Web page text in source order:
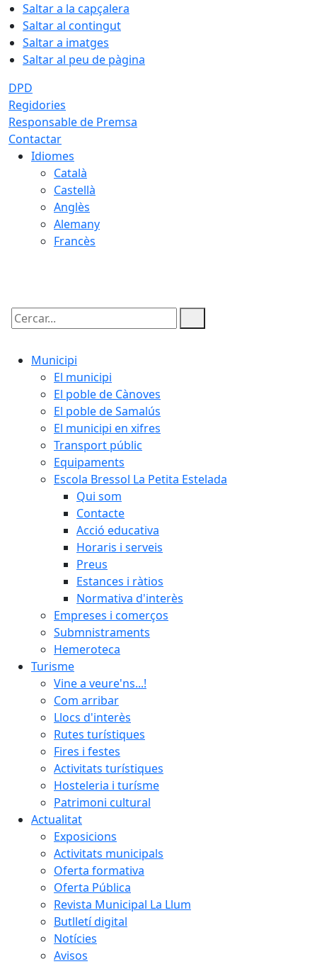
Saltar a la capçalera
Saltar al contingut
Saltar a imatges
Saltar al peu de pàgina
DPD
Regidories
Responsable de Premsa
Contactar
Idiomes
Català
Castellà
Anglès
Alemany
Francès
Cercar:
Municipi
El municipi
El poble de Cànoves
El poble de Samalús
El municipi en xifres
Transport públic
Equipaments
Escola Bressol La Petita Estelada
Qui som
Contacte
Acció educativa
Horaris i serveis
Preus
Estances i ràtios
Normativa d'interès
Empreses i comerços
Submnistraments
Hemeroteca
Turisme
Vine a veure'ns...!
Com arribar
Llocs d'interès
Rutes turístiques
Fires i festes
Activitats turístiques
Hosteleria i turísme
Patrimoni cultural
Actualitat
Exposicions
Activitats municipals
Oferta formativa
Oferta Pública
Revista Municipal La Llum
Butlletí digital
Notícies
Avisos